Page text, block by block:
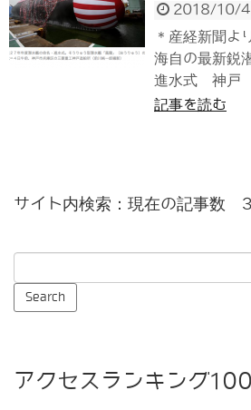
2018/10/4
＊産経新聞
海自の最新鋭
進水式 神戸
記事を読む
サイト内検索：現在の記事数
アクセスランキング